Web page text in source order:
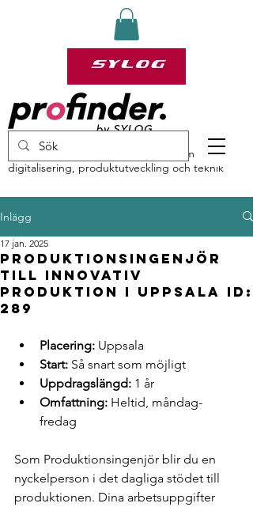
profinder by Sylog – specialister inom
digitalisering, produktutveckling och teknik
Inlägg
Produktionsingenjör
till innovativ
produktion i Uppsala ID:
289
17 jan. 2025
Placering: Uppsala
Start: Så snart som möjligt
Uppdragslängd: 1 år
Omfattning: Heltid, måndag-
fredag
Som Produktionsingenjör blir du en
nyckelperson i det dagliga stödet till
produktionen. Dina arbetsuppgifter